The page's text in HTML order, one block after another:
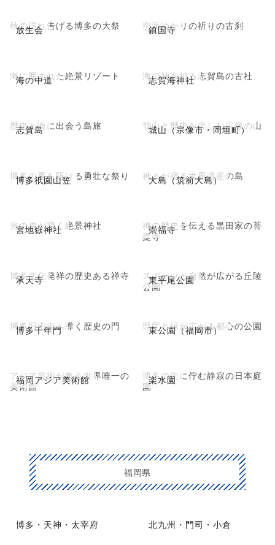
放生会
秋の訪れ告げる博多の大祭 鎮国寺
空海ゆかりの祈りの古刹
海の中道
海に囲まれた絶景リゾート 志賀海神社
海の神を祀る志賀島の古社
志賀島
歴史と海に出会う島旅 城山（宗像市・岡垣町）
登山と歴史を楽しむ宗像の山
博多祇園山笠
博多の夏を駆ける勇壮な祭り 大島（筑前大島）
神々が宿る世界遺産の島
宮地嶽神社
光の道が導く絶景神社 崇福寺
禅の歴史を伝える黒田家の菩
提寺
承天寺
博多文化発祥の歴史ある禅寺 東平尾公園
スポーツと自然が広がる丘陵
公園
博多千年門
博多旧市街へ導く歴史の門 東公園（福岡市）
県庁と緑が広がる都心の公園
福岡アジア美術館
アジア芸術が集う世界唯一の
美術館
楽水園
博多の街に佇む静寂の日本庭
園
福岡県
博多・天神・太宰府 北九州・門司・小倉